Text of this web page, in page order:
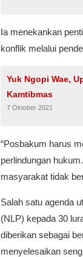
Ia menekankan
konflik melalui
Yuk Ngopi Wae,
Kamtibmas
7 Oktober 2021
“Posbakum harus
perlindungan
masyarakat tidak
Salah satu agenda
(NLP) kepada 30
diberikan sebagai
menyelesaikan